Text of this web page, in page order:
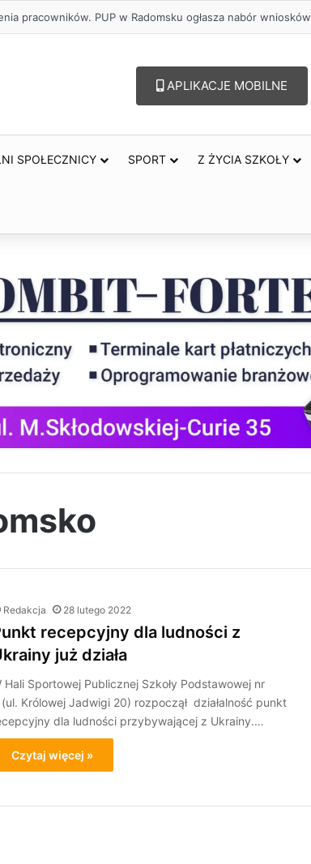
pracowników. PUP w Radomsku ogłasza nabór wniosków
APLIKACJE MOBILNE
SPOŁECZNICY SPORT Z ŻYCIA SZKOŁY
Redakcja 28 lutego 2022
recepcyjny dla ludności z
już działa
Hali Sportowej Publicznej Szkoły Podstawowej nr
Królowej Jadwigi 20) rozpoczął działalność punkt
dla ludności przybywającej z Ukrainy.…
Czytaj więcej »